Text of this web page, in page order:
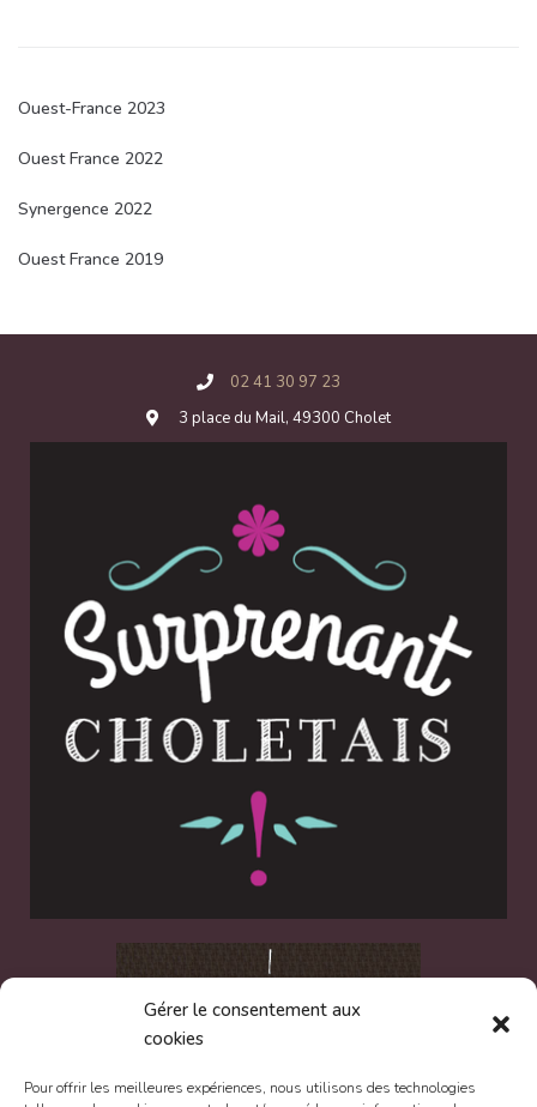
Gérer le consentement aux
cookies
Pour offrir les meilleures expériences, nous utilisons des technologies
Ouest-France 2023
Ouest France 2022
Synergence 2022
Ouest France 2019
02 41 30 97 23
3 place du Mail, 49300 Cholet